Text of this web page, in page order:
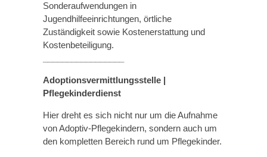
Sonderaufwendungen in
Jugendhilfeeinrichtungen, örtliche
Zuständigkeit sowie Kostenerstattung und
Kostenbeteiligung.
Adoptionsvermittlungsstelle |
Pflegekinderdienst
Hier dreht es sich nicht nur um die Aufnahme
von Adoptiv-Pflegekindern, sondern auch um
den kompletten Bereich rund um Pflegekinder.